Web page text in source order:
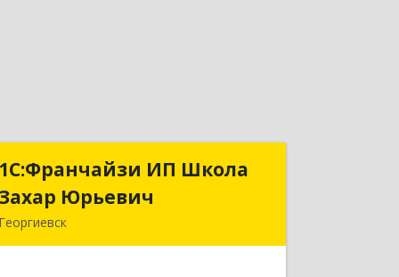
1С:Франчайзи ИП Школа
Захар Юрьевич
Георгиевск
1С:Франчайзи ИП Школа
Захар Юрьевич